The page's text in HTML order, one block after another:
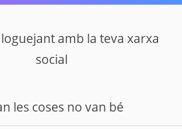
amb la teva xarxa
social
les coses no van bé